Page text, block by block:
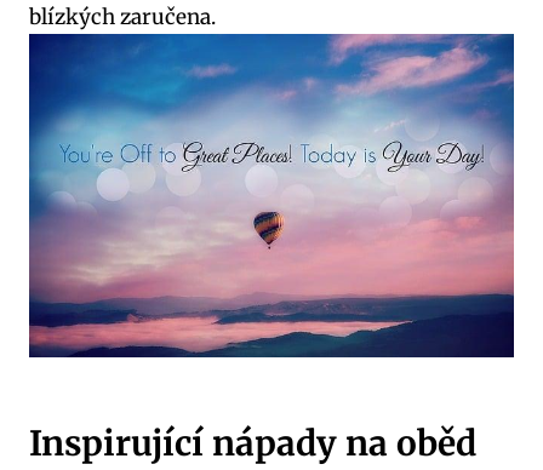
blízkých zaručena.
Inspirující nápady‌ na ⁣oběd⁣